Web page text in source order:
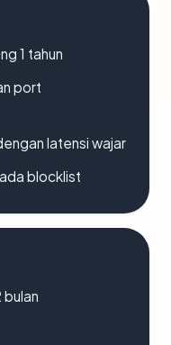
1 tahun
port
latensi wajar
blocklist
bulan